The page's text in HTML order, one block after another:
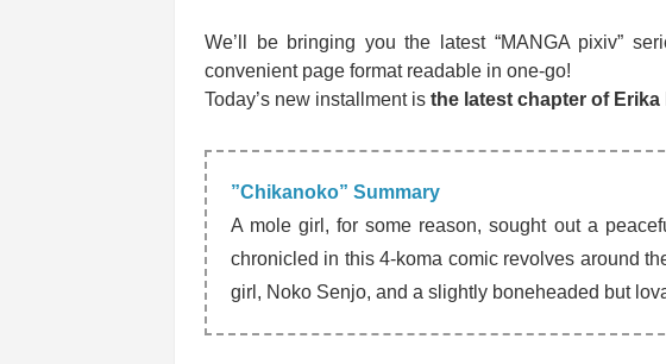
We’ll be bringing you the latest “MANGA pixiv”
convenient page format readable in one-go!
Today’s new installment is the latest chapter of Erika
”Chikanoko” Summary
A mole girl, for some reason, sought out a
chronicled in this 4-koma comic revolves around
girl, Noko Senjo, and a slightly boneheaded but